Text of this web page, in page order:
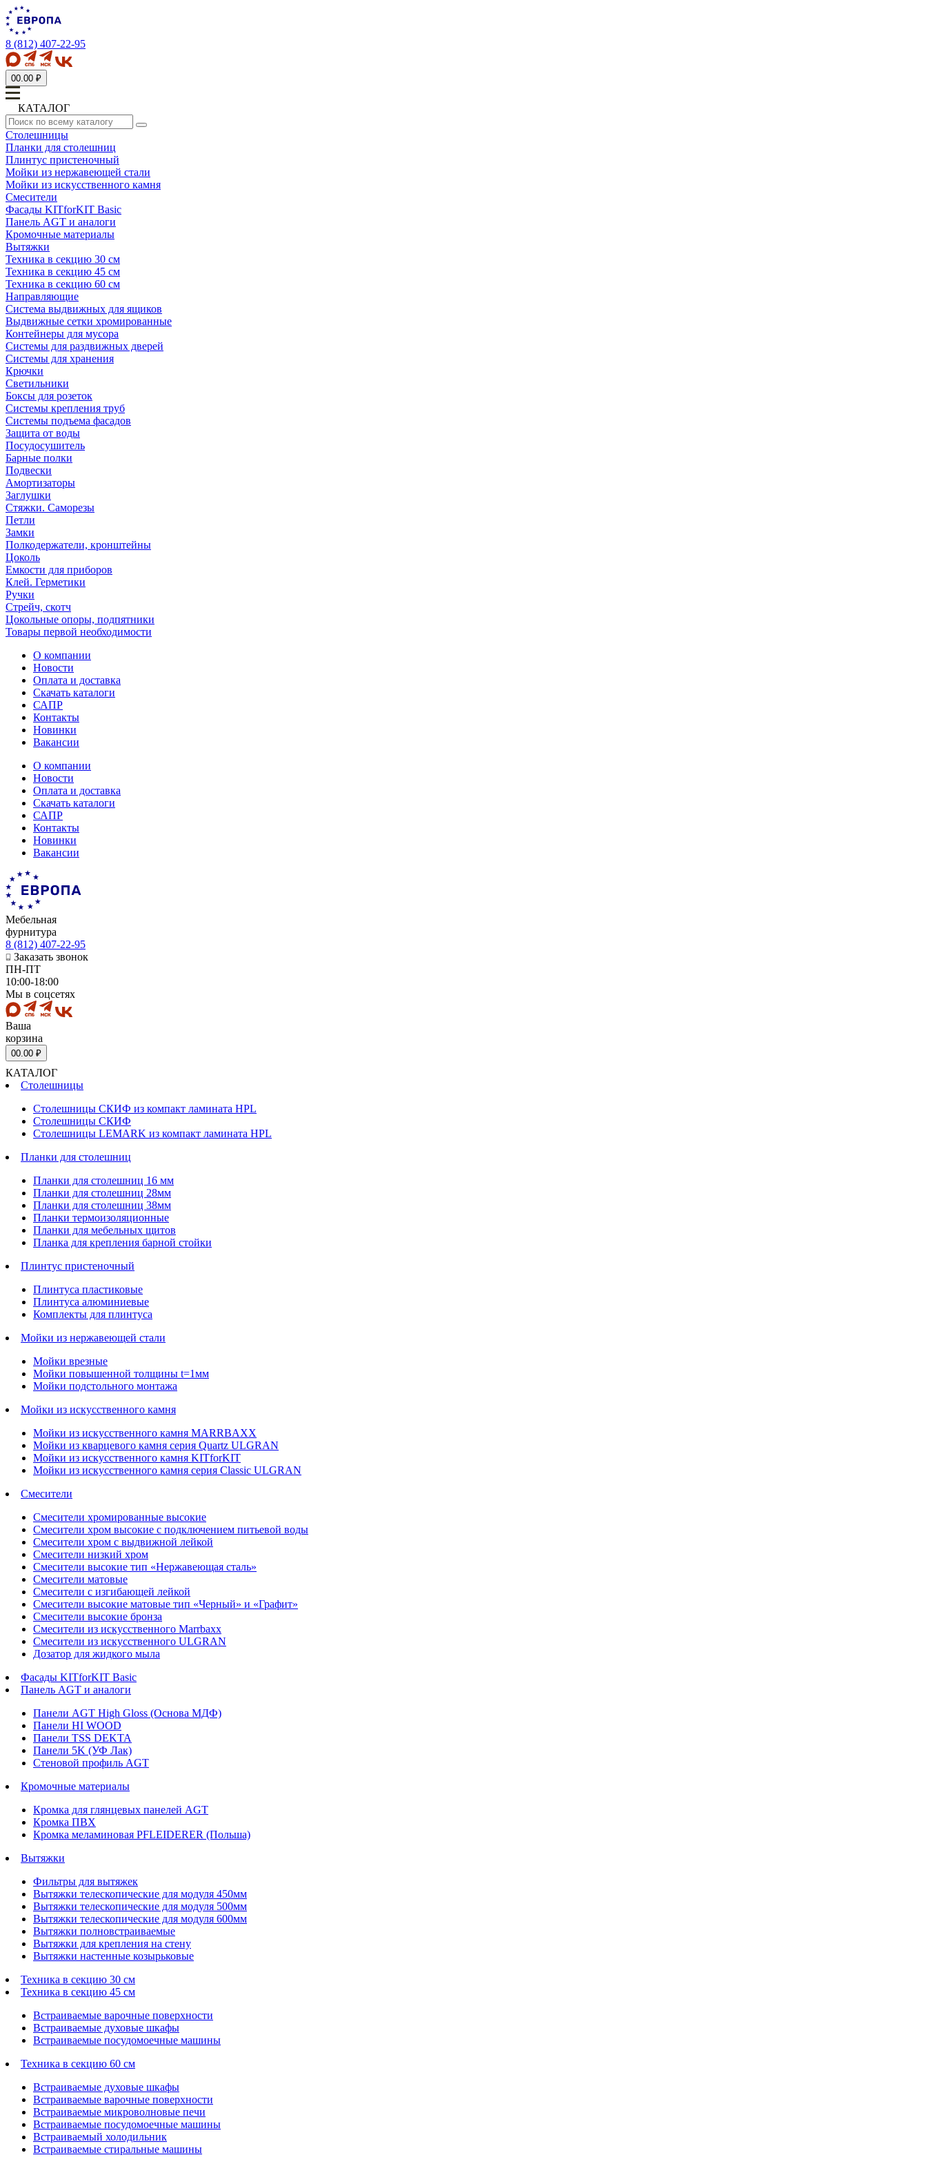
8 (812) 407-22-95
00.00 ₽
КАТАЛОГ
Столешницы
Планки для столешниц
Плинтус пристеночный
Мойки из нержавеющей стали
Мойки из искусственного камня
Смесители
Фасады KITforKIT Basic
Панель AGT и аналоги
Кромочные материалы
Вытяжки
Техника в секцию 30 см
Техника в секцию 45 см
Техника в секцию 60 см
Направляющие
Система выдвижных для ящиков
Выдвижные сетки хромированные
Контейнеры для мусора
Системы для раздвижных дверей
Системы для хранения
Крючки
Светильники
Боксы для розеток
Системы крепления труб
Системы подъема фасадов
Защита от воды
Посудосушитель
Барные полки
Подвески
Амортизаторы
Заглушки
Стяжки. Саморезы
Петли
Замки
Полкодержатели, кронштейны
Цоколь
Емкости для приборов
Клей. Герметики
Ручки
Стрейч, скотч
Цокольные опоры, подпятники
Товары первой необходимости
О компании
Новости
Оплата и доставка
Скачать каталоги
САПР
Контакты
Новинки
Вакансии
О компании
Новости
Оплата и доставка
Скачать каталоги
САПР
Контакты
Новинки
Вакансии
Мебельная
фурнитура
8 (812) 407-22-95
Заказать звонок
ПН-ПТ
10:00-18:00
Мы в соцсетях
Ваша
корзина
00.00 ₽
КАТАЛОГ
Столешницы
Столешницы СКИФ из компакт ламината HPL
Столешницы СКИФ
Столешницы LEMARK из компакт ламината HPL
Планки для столешниц
Планки для столешниц 16 мм
Планки для столешниц 28мм
Планки для столешниц 38мм
Планки термоизоляционные
Планки для мебельных щитов
Планка для крепления барной стойки
Плинтус пристеночный
Плинтуса пластиковые
Плинтуса алюминиевые
Комплекты для плинтуса
Мойки из нержавеющей стали
Мойки врезные
Мойки повышенной толщины t=1мм
Мойки подстольного монтажа
Мойки из искусственного камня
Мойки из искусственного камня MARRBAXX
Мойки из кварцевого камня серия Quartz ULGRAN
Мойки из искусственного камня KITforKIT
Мойки из искусственного камня серия Classic ULGRAN
Смесители
Смесители хромированные высокие
Смесители хром высокие с подключением питьевой воды
Смесители хром с выдвижной лейкой
Смесители низкий хром
Смесители высокие тип «Нержавеющая сталь»
Смесители матовые
Смесители с изгибающей лейкой
Смесители высокие матовые тип «Черный» и «Графит»
Смесители высокие бронза
Смесители из искусственного Marrbaxx
Смесители из искусственного ULGRAN
Дозатор для жидкого мыла
Фасады KITforKIT Basic
Панель AGT и аналоги
Панели AGT High Gloss (Основа МДФ)
Панели HI WOOD
Панели TSS DEKTA
Панели 5K (УФ Лак)
Стеновой профиль AGT
Кромочные материалы
Кромка для глянцевых панелей AGT
Кромка ПВХ
Кромка меламиновая PFLEIDERER (Польша)
Вытяжки
Фильтры для вытяжек
Вытяжки телескопические для модуля 450мм
Вытяжки телескопические для модуля 500мм
Вытяжки телескопические для модуля 600мм
Вытяжки полновстраиваемые
Вытяжки для крепления на стену
Вытяжки настенные козырьковые
Техника в секцию 30 см
Техника в секцию 45 см
Встраиваемые варочные поверхности
Встраиваемые духовые шкафы
Встраиваемые посудомоечные машины
Техника в секцию 60 см
Встраиваемые духовые шкафы
Встраиваемые варочные поверхности
Встраиваемые микроволновые печи
Встраиваемые посудомоечные машины
Встраиваемый холодильник
Встраиваемые стиральные машины